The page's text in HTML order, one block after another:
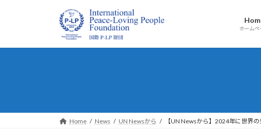
プ
動
ホームペ
Home News UN Newsから 【UN Newsから】2024年に世界